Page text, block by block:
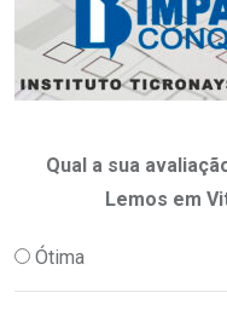
Qual a sua
Lemos em
Ótima